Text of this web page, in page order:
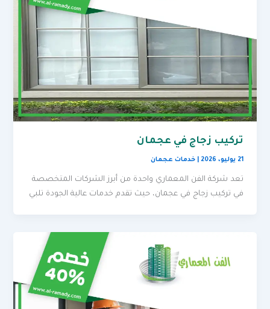
تركيب زجاج في عجمان
21 يوليو، 2026 |خدمات عجمان
تعد شركة الفن المعماري واحدة من أبرز الشركات المتخصصة
في تركيب زجاج في عجمان، حيث تقدم خدمات عالية الجودة تلبي